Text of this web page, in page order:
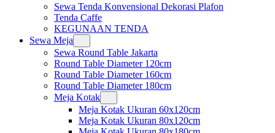
Sewa Tenda Konvensional Dekorasi Plafon
Tenda Caffe
KEGUNAAN TENDA
Sewa Meja
Sewa Round Table Jakarta
Round Table Diameter 120cm
Round Table Diameter 160cm
Round Table Diameter 180cm
Meja Kotak
Meja Kotak Ukuran 60x120cm
Meja Kotak Ukuran 80x120cm